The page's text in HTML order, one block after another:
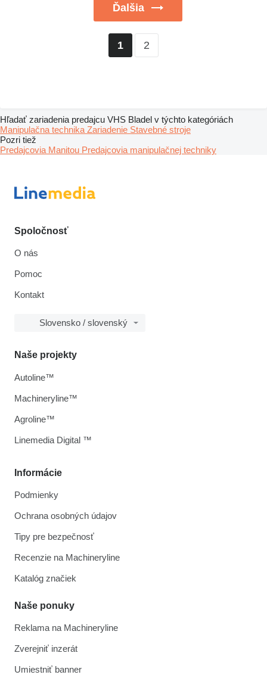
Ďalšia
1 2
Hľadať zariadenia predajcu VHS Bladel v týchto kategóriách
Manipulačna technika Zariadenie Stavebné stroje
Pozri tiež
Predajcovia Manitou Predajcovia manipulačnej techniky
Spoločnosť
O nás
Pomoc
Kontakt
Slovensko / slovenský
Informácie
Podmienky
Ochrana osobných údajov
Tipy pre bezpečnosť
Recenzie na Machineryline
Katalóg značiek
Naše ponuky
Reklama na Machineryline
Zverejniť inzerát
Umiestniť banner
Naše projekty
Autoline™
Machineryline™
Agroline™
Linemedia Digital ™